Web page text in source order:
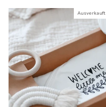
Ausverkauft